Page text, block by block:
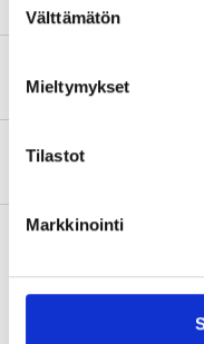
valinta
Välttämätön
Mieltymykset
Tilastot
Markkinointi
Om tillverkaren
Köp &